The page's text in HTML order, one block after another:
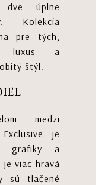
dve úplne
Kolekcia
pre tých,
luxus a
štýl.
medzi
je
grafiky a
je viac hravá
sú tlačené